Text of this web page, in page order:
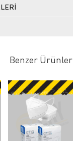
Benzer Ürünler